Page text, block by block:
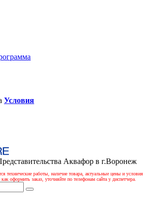
Условия
Аквафор в г.Воронеж
технические работы, наличие товара, актуальные цены и условия
оформить заказ, уточняйте по телефонам сайта у диспетчера.